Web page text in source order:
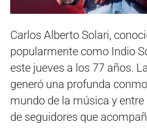
Carlos Alberto Solari,
popularmente como Indio
este jueves a los 77 años.
generó una profunda
mundo de la música y entre
de seguidores que